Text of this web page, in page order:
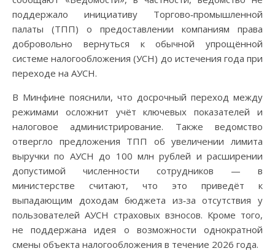
поддержало инициативу Торгово‑промышленной
палаты (ТПП) о предоставлении компаниям права
добровольно вернуться к обычной упрощённой
системе налогообложения (УСН) до истечения года при
переходе на АУСН.
В Минфине пояснили, что досрочный переход между
режимами осложнит учёт ключевых показателей и
налоговое администрирование. Также ведомство
отвергло предложения ТПП об увеличении лимита
выручки по АУСН до 100 млн рублей и расширении
допустимой численности сотрудников — в
министерстве считают, что это приведёт к
выпадающим доходам бюджета из‑за отсутствия у
пользователей АУСН страховых взносов. Кроме того,
не поддержана идея о возможности однократной
смены объекта налогообложения в течение 2026 года.